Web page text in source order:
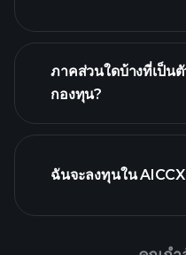
holdings
ภาคส่วนใดบ้างที่เป็น
กองทุน?
ฉันจะลงทุนใน